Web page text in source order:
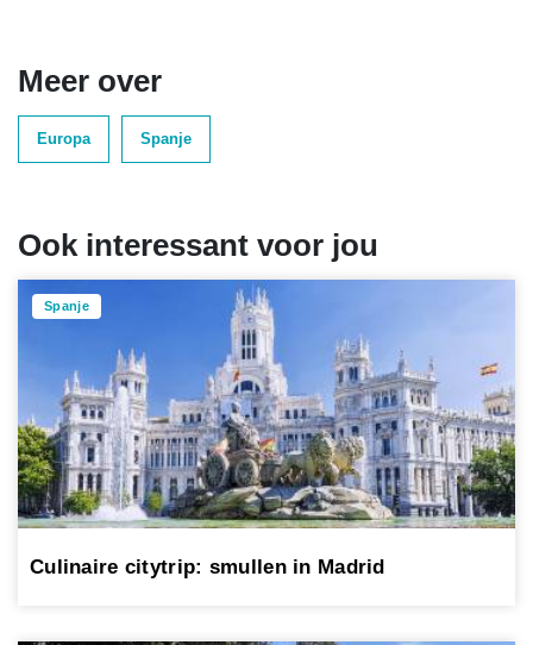
Meer over
Europa Spanje
Ook interessant voor jou
Spanje
Culinaire citytrip: smullen in Madrid